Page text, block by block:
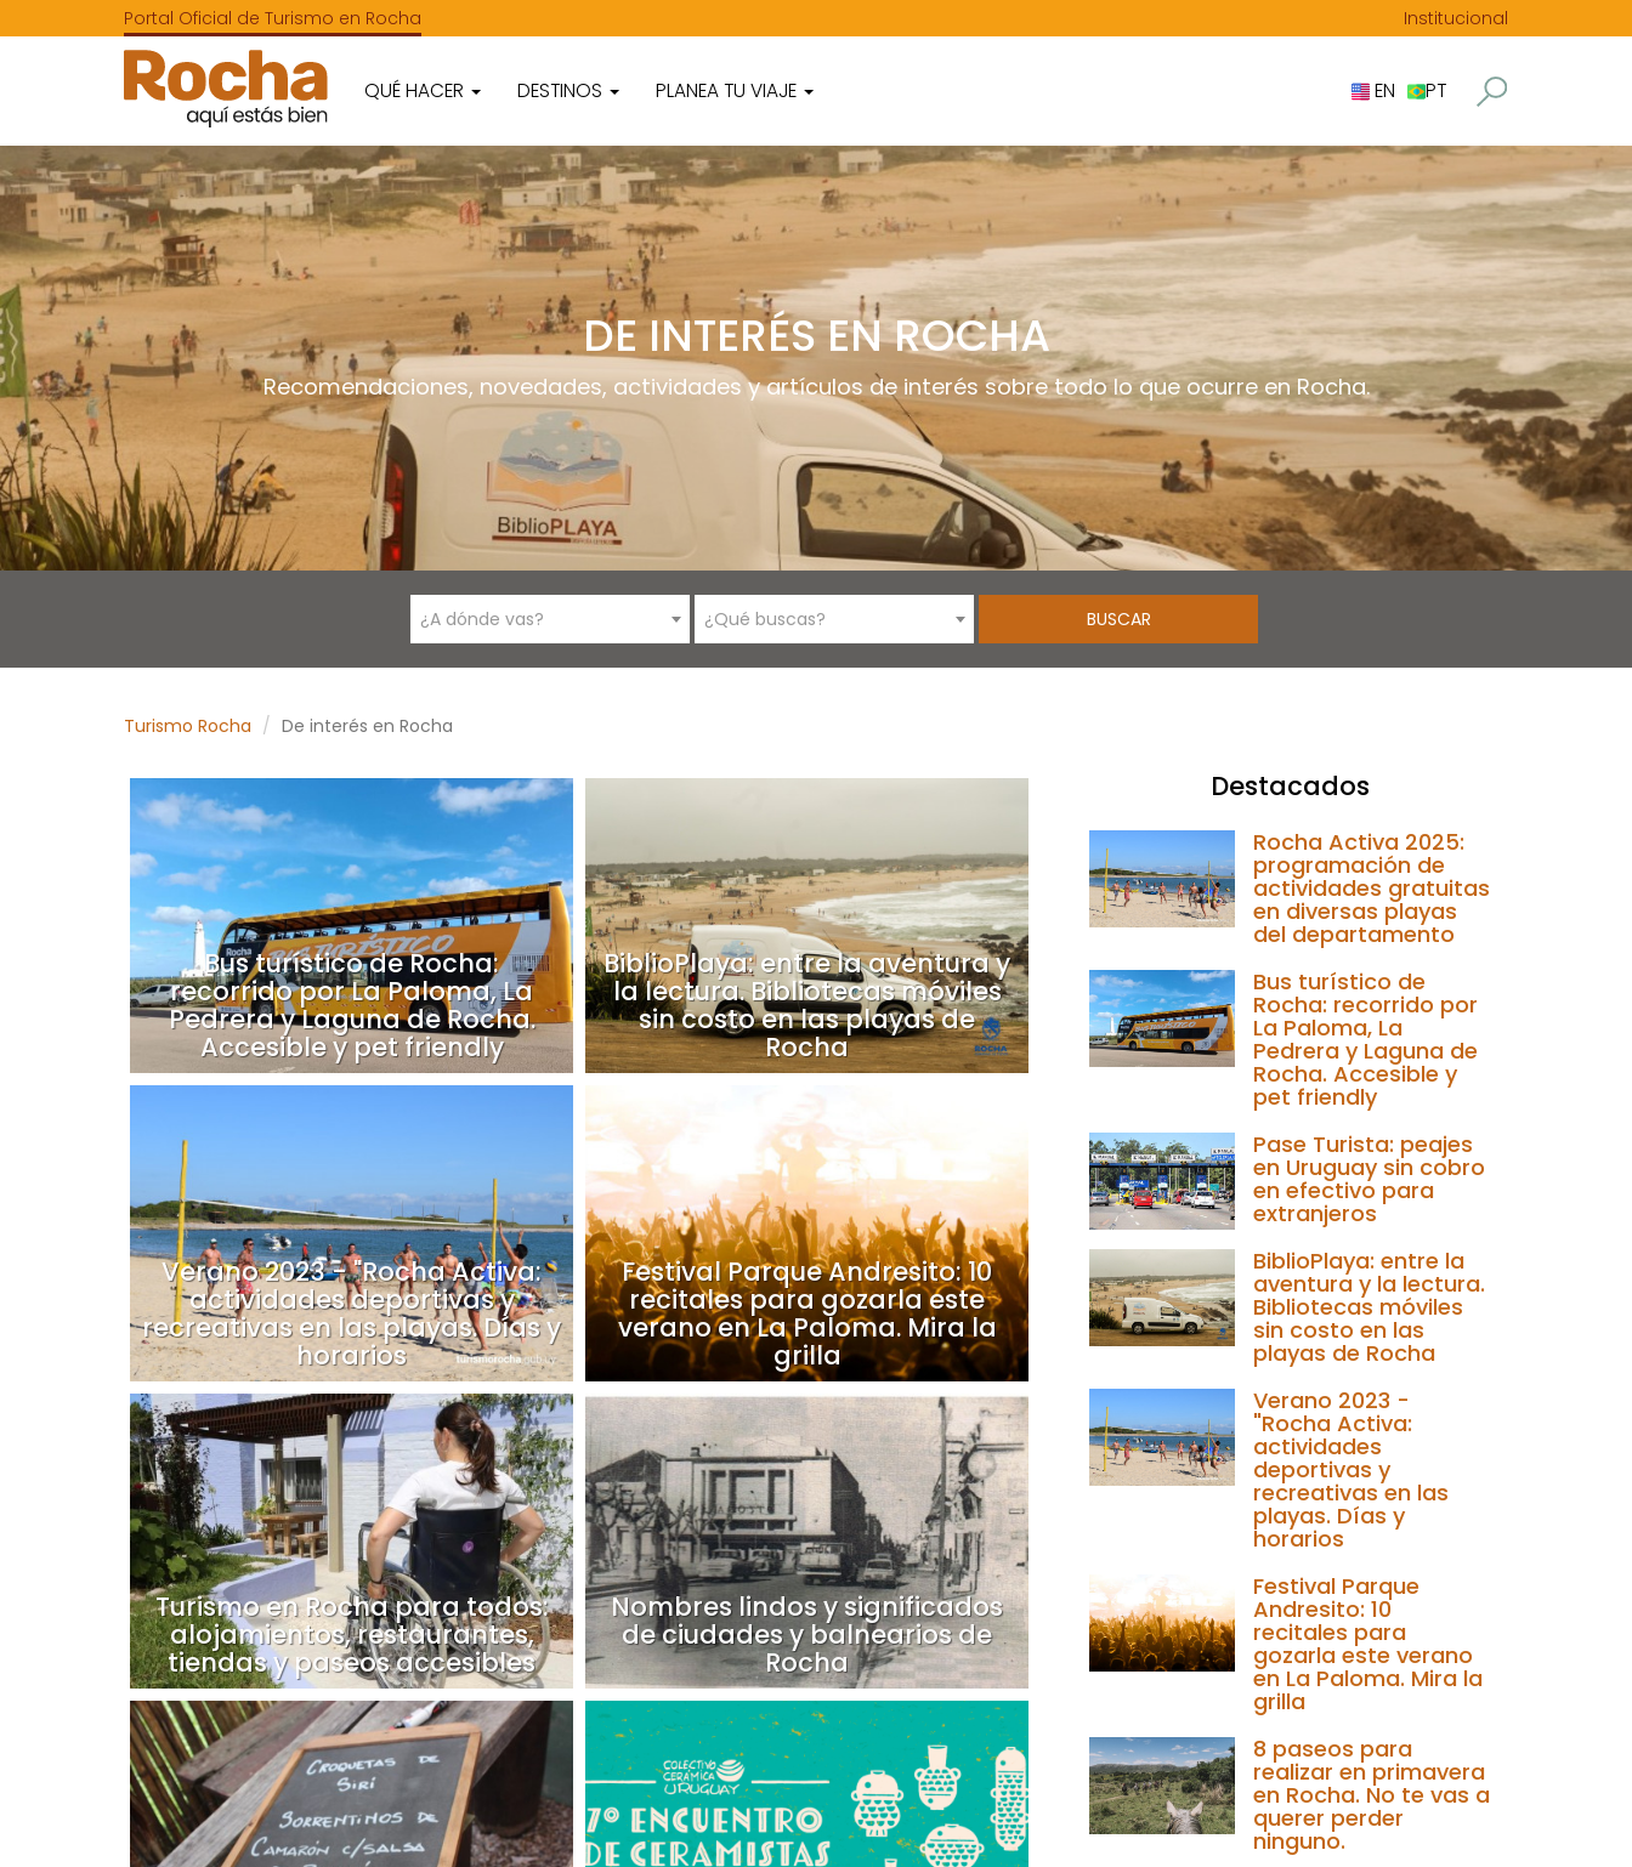
Portal Oficial de Turismo en Rocha Institucional
QUÉ HACER DESTINOS PLANEA TU VIAJE EN PT
DE INTERÉS EN ROCHA
Recomendaciones, novedades, actividades y artículos de interés sobre todo lo que ocurre en Rocha.
¿A dónde vas? ¿Qué buscas?
Turismo Rocha De interés en Rocha
Bus turístico de Rocha:
recorrido por La Paloma, La
Pedrera y Laguna de Rocha.
Accesible y pet friendly
BiblioPlaya: entre la aventura y
la lectura. Bibliotecas móviles
sin costo en las playas de
Rocha
Verano 2023 - "Rocha Activa:
actividades deportivas y
recreativas en las playas. Días y
horarios
Festival Parque Andresito: 10
recitales para gozarla este
verano en La Paloma. Mira la
grilla
Turismo en Rocha para todos:
alojamientos, restaurantes,
tiendas y paseos accesibles
Nombres lindos y significados
de ciudades y balnearios de
Rocha
Destacados
Rocha Activa 2025:
programación de
actividades gratuitas
en diversas playas
del departamento
Bus turístico de
Rocha: recorrido por
La Paloma, La
Pedrera y Laguna de
Rocha. Accesible y
pet friendly
Pase Turista: peajes
en Uruguay sin cobro
en efectivo para
extranjeros
BiblioPlaya: entre la
aventura y la lectura.
Bibliotecas móviles
sin costo en las
playas de Rocha
Verano 2023 -
"Rocha Activa:
actividades
deportivas y
recreativas en las
playas. Días y
horarios
Festival Parque
Andresito: 10
recitales para
gozarla este verano
en La Paloma. Mira la
grilla
8 paseos para
realizar en primavera
en Rocha. No te vas a
querer perder
ninguno.